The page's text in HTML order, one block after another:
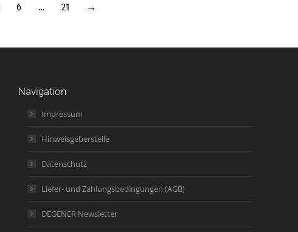
6 … 21 →
Navigation
Impressum
Hinweisgeberstelle
Datenschutz
Liefer- und Zahlungsbedingungen (AGB)
DEGENER Newsletter